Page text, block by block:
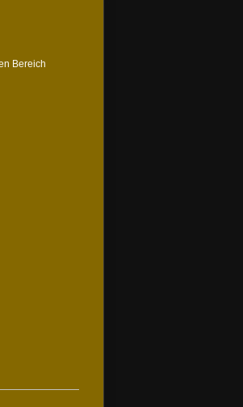
Bereich